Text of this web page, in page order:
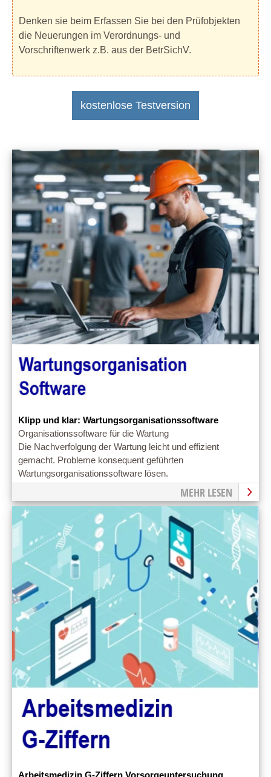
Denken sie beim Erfassen Sie bei den Prüfobjekten
die Neuerungen im Verordnungs- und
Vorschriftenwerk z.B. aus der BetrSichV.
kostenlose Testversion
Klipp und klar: Wartungsorganisationssoftware
Organisationssoftware für die Wartung
Die Nachverfolgung der Wartung leicht und effizient
gemacht. Probleme konsequent geführten
Wartungsorganisationssoftware lösen.
MEHR LESEN